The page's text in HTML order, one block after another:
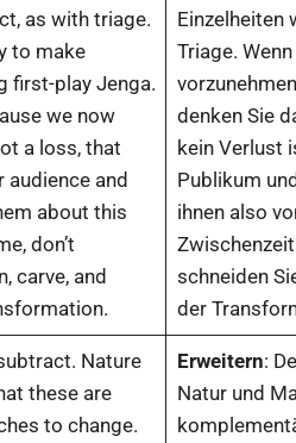
as with triage.
to make
first-play Jenga.
we now
a loss, that
audience and
about this
don’t
carve, and
Einzelheiten
Triage.
denken Sie
kein Verlust
Publikum
ihnen also
schneiden
der
Nature
these are
to change.
Erweitern:
Natur und